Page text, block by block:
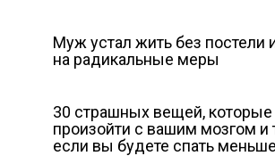
Муж устал жить без постели
на радикальные меры
30 стрaшных вещей, которые
произойти с вашим мозгом и
если вы будете спать